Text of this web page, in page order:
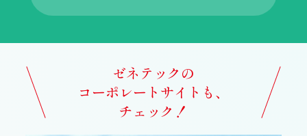
ゼネテックの
コーポレートサイトも、
チェック！